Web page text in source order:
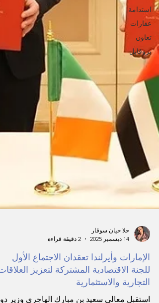
استدامة
عقارات
تعاون
بروفايل
14 ديسمبر 2025
2 دقيقة قراءة
الإمارات وأيرلندا تعقدان الاجتماع الأول
للجنة الاقتصادية المشتركة لتعزيز
التجارية والاستثمارية